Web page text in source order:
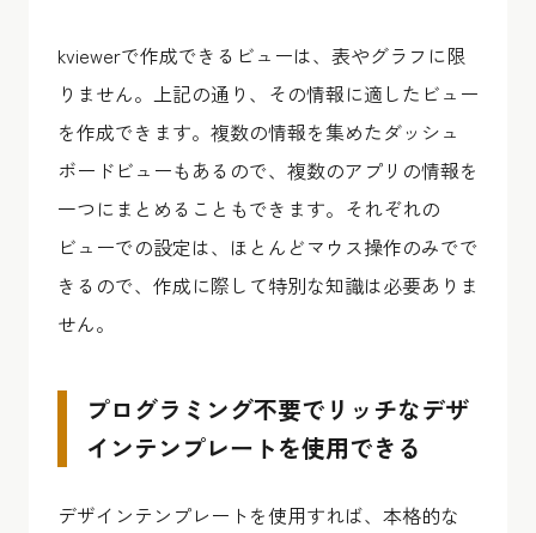
kviewerで作成できるビューは、表やグラフに限
りません。上記の通り、その情報に適したビュー
を作成できます。複数の情報を集めたダッシュ
ボードビューもあるので、複数のアプリの情報を
一つにまとめることもできます。それぞれの
ビューでの設定は、ほとんどマウス操作のみでで
きるので、作成に際して特別な知識は必要ありま
せん。
プログラミング不要でリッチなデザ
インテンプレートを使用できる
デザインテンプレートを使用すれば、本格的な